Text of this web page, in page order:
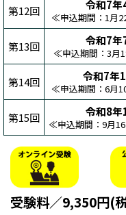
第12回 令和7
≪申込期間：1月
第13回 令和7
≪申込期間：3月
第14回 令和7年
≪申込期間：6月
第15回 令和8
≪申込期間：9月
受験料／9,350円(